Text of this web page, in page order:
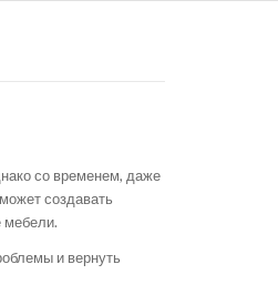
со временем, даже
создавать
мебели.
и вернуть